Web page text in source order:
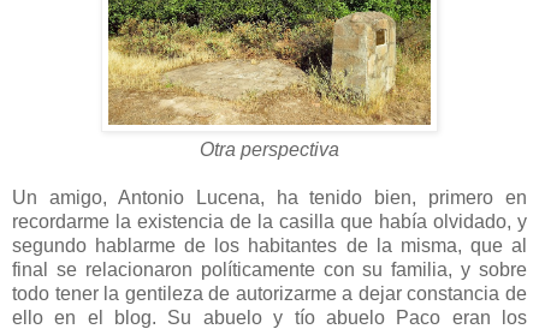
Otra perspectiva
Un amigo, Antonio Lucena, ha tenido bien, primero en
recordarme la existencia de la casilla que había olvidado, y
segundo hablarme de los habitantes de la misma, que al
final se relacionaron políticamente con su familia, y sobre
todo tener la gentileza de autorizarme a dejar constancia de
ello en el blog. Su abuelo y tío abuelo Paco eran los